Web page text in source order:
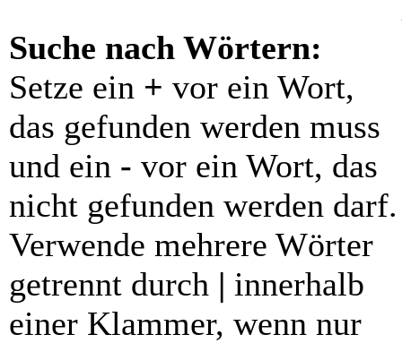
Suche nach Wörtern:
Setze ein + vor ein Wort,
das gefunden werden muss
und ein - vor ein Wort, das
nicht gefunden werden darf.
Verwende mehrere Wörter
getrennt durch | innerhalb
einer Klammer, wenn nur